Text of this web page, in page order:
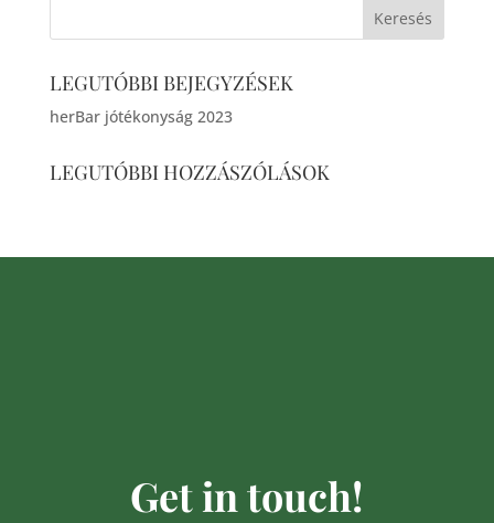
LEGUTÓBBI BEJEGYZÉSEK
herBar jótékonyság 2023
LEGUTÓBBI HOZZÁSZÓLÁSOK
Get in touch!